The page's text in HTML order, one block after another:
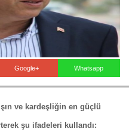
Google+ Whatsapp
ve kardeşliğin en güçlü
şu ifadeleri kullandı:
İLETİŞİM
Haberin Doğru Adresi.